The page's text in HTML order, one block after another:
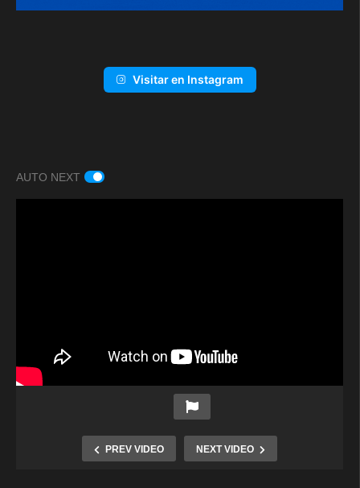
Visitar en Instagram
AUTO NEXT
PREV VIDEO NEXT VIDEO